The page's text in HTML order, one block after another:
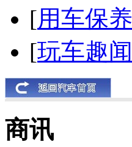
[用车保养
[玩车趣闻
商讯